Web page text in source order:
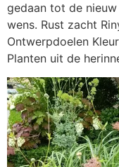
gedaan tot de
wens. Rust zacht
Ontwerpdoelen
Planten uit de